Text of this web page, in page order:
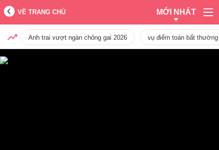
VỀ TRANG CHỦ MỚI NHẤT
Anh trai vượt ngàn chông gai 2026 vụ điểm toán bất